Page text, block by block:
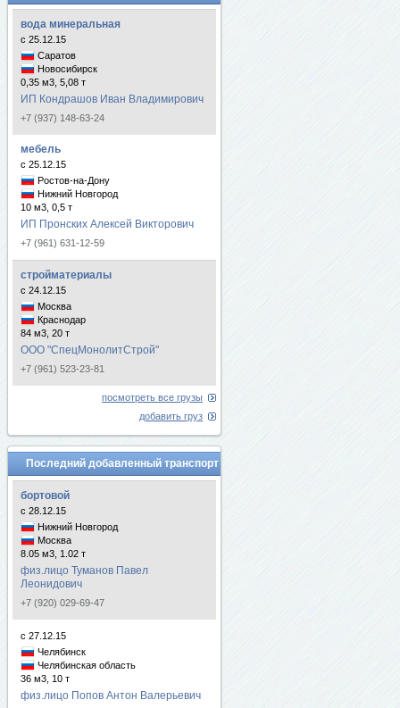
вода минеральная
с 25.12.15
Саратов
Новосибирск
0,35 м3, 5,08 т
ИП Кондрашов Иван Владимирович
+7 (937) 148-63-24
мебель
с 25.12.15
Ростов-на-Дону
Нижний Новгород
10 м3, 0,5 т
ИП Пронских Алексей Викторович
+7 (961) 631-12-59
стройматериалы
с 24.12.15
Москва
Краснодар
84 м3, 20 т
ООО "СпецМонолитСтрой"
+7 (961) 523-23-81
посмотреть все грузы
добавить груз
Последний добавленный транспорт
бортовой
с 28.12.15
Нижний Новгород
Москва
8.05 м3, 1.02 т
физ.лицо Туманов Павел
Леонидович
+7 (920) 029-69-47
с 27.12.15
Челябинск
Челябинская область
36 м3, 10 т
физ.лицо Попов Антон Валерьевич